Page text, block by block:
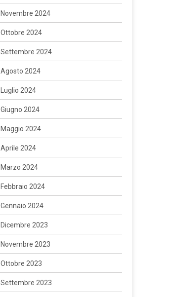
Novembre 2024
Ottobre 2024
Settembre 2024
Agosto 2024
Luglio 2024
Giugno 2024
Maggio 2024
Aprile 2024
Marzo 2024
Febbraio 2024
Gennaio 2024
Dicembre 2023
Novembre 2023
Ottobre 2023
Settembre 2023